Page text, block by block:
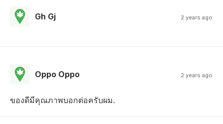
Gh Gj 2 years ago
Oppo Oppo 2 years ago
ของดีมีคุณภาพบอกต่อครับผม.